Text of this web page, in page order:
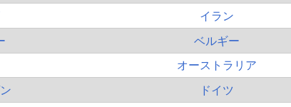
イラン
ベルギー
オーストラリア
ドイツ